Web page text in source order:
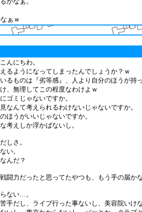
ぁｗ
んにちわ。
るようになってしまったんでしょうか？ｗ
るものは『劣等感』、人より自分のほうが持
、無理してこの程度なわけよｗ
ゴミじゃないですか。
なんて考えられるわけないじゃないですか。
ほうがいいじゃないですか。
考えしか浮かばないし。
しさ。
い。
んだ？
闘力だったと思ってたやつも、もう手の届か
ない…。
手だし、ライブ行った事ないし、美容院い